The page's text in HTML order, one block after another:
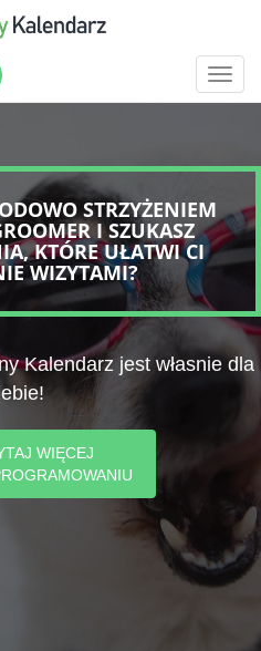
STRZYŻENIEM
I SZUKASZ
KTÓRE UŁATWI CI
WIZYTAMI?
Kalendarz jest własnie dla
WIĘCEJ